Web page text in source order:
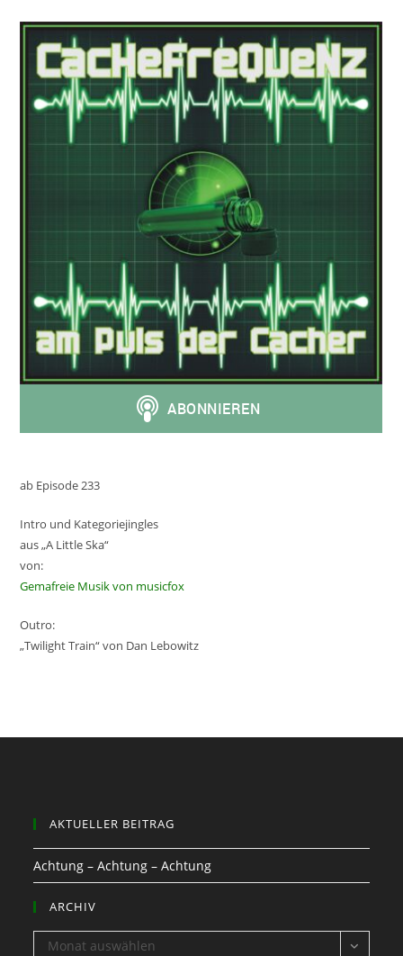
ab Episode 233
Intro und Kategoriejingles
aus „A Little Ska“
von:
Gemafreie Musik von musicfox
Outro:
„Twilight Train“ von Dan Lebowitz
AKTUELLER BEITRAG
Achtung – Achtung – Achtung
ARCHIV
ARCHIV
Monat auswählen